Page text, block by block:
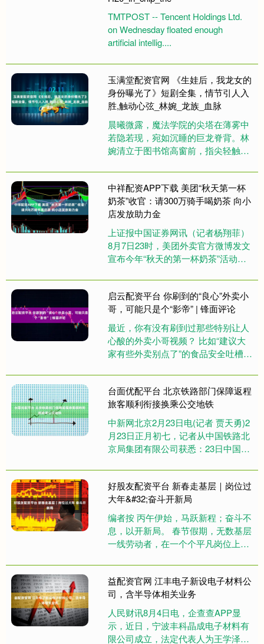
TMTPOST -- Tencent Holdings Ltd.
on Wednesday floated enough
artificial intellig....
玉满堂配资官网 《生娃后，我龙女的
身份曝光了》短剧全集，情节引人入
胜,触动心弦_林婉_龙族_血脉
晨曦微露，魔法学院的尖塔在薄雾中
若隐若现，宛如沉睡的巨龙脊背。林
婉清立于图书馆高窗前，指尖轻触一
热自心口蔓延至四肢百骸。她未曾
料....
中祥配资APP下载 美团“秋天第一杯
奶茶”收官：请300万骑手喝奶茶 向小
店发放助力金
上证报中国证券网讯（记者杨翔菲）
8月7日23时，美团外卖官方微博发文
宣布今年“秋天的第一杯奶茶”活动结
六个年头。值得注意的是，美....
启云配资平台 你刷到的“良心”外卖小
哥，可能只是个“影帝” | 锋面评论
最近，你有没有刷到过那些特别让人
心酸的外卖小哥视频？ 比如“建议大
家有些外卖别点了”的食品安全吐槽，
哭诉。这些视频一刷出来，是....
台面优配平台 北京铁路部门保障返程
旅客顺利衔接换乘公交地铁
中新网北京2月23日电(记者 贾天勇)2
月23日正月初七，记者从中国铁路北
京局集团有限公司获悉：23日中国铁
中北京地区预计发....
好股友配资平台 新春走基层｜岗位过
大年&#32;奋斗开新局
编者按 丙午伊始，马跃新程；奋斗不
息，以开新局。 春节假期，无数基层
一线劳动者，在一个个平凡岗位上，
默默耕耘。大江南北，不同行业....
益配资官网 江丰电子新设电子材料公
司，含半导体相关业务
人民财讯8月4日电，企查查APP显
示，近日，宁波丰科晶成电子材料有
限公司成立，法定代表人为王学泽，